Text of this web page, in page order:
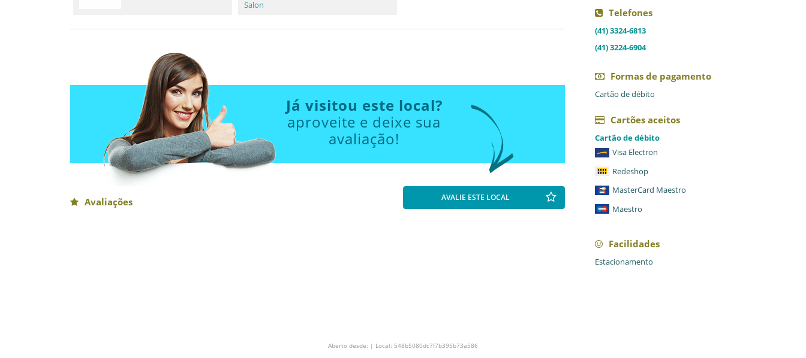
Já visitou este local?
aproveite e deixe sua
avaliação!
Avaliações AVALIE ESTE LOCAL
Telefones
(41) 3324-6813
(41) 3224-6904
Formas de pagamento
Cartão de débito
Cartões aceitos
Cartão de débito
Visa Electron
Redeshop
MasterCard Maestro
Maestro
Facilidades
Estacionamento
Aberto desde: | Local: 548b5080dc7f7b395b73a586